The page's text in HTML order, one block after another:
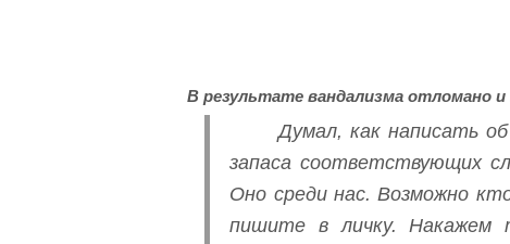
В результате вандализма отломано и
Думал, как написать
запаса соответствующих
Оно среди нас. Возможно
пишите в личку. Накажем